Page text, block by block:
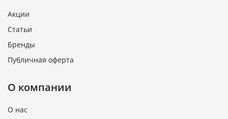
Акции
Статьи
Бренды
Публичная оферта
О компании
О нас